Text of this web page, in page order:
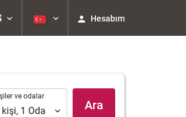
Hesabım
ve odalar
kişi, 1 Oda Ara